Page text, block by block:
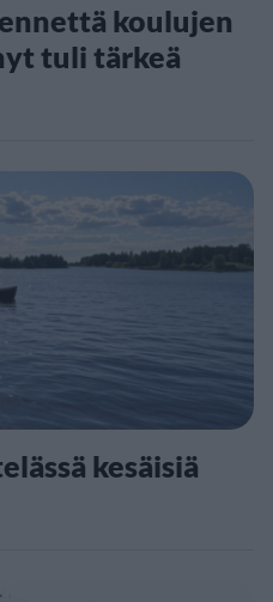
koulujen
tuli tärkeä
kesäisiä